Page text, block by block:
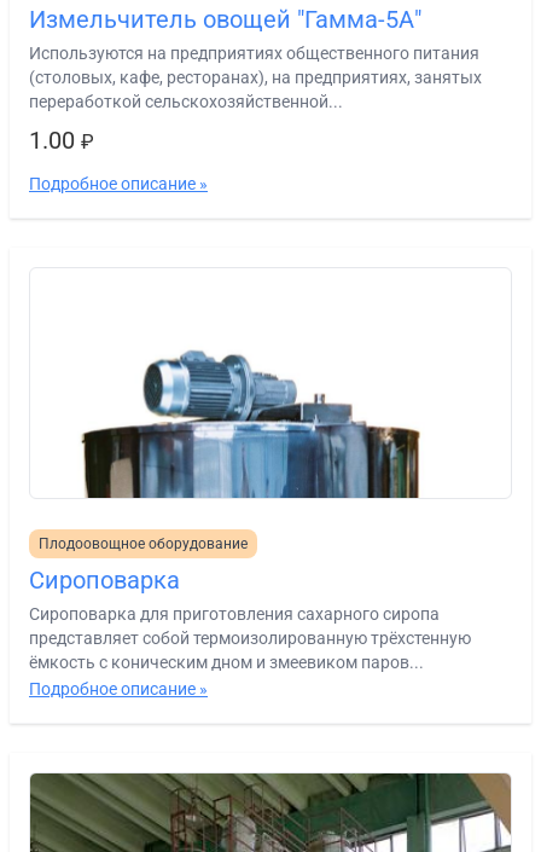
Измельчитель овощей "Гамма-5А"
Используются на предприятиях общественного питания
(столовых, кафе, ресторанах), на предприятиях, занятых
переработкой сельскохозяйственной...
1.00 ₽
Подробное описание »
Плодоовощное оборудование
Сироповарка
Сироповарка для приготовления сахарного сиропа
представляет собой термоизолированную трёхстенную
ёмкость с коническим дном и змеевиком паров...
Подробное описание »